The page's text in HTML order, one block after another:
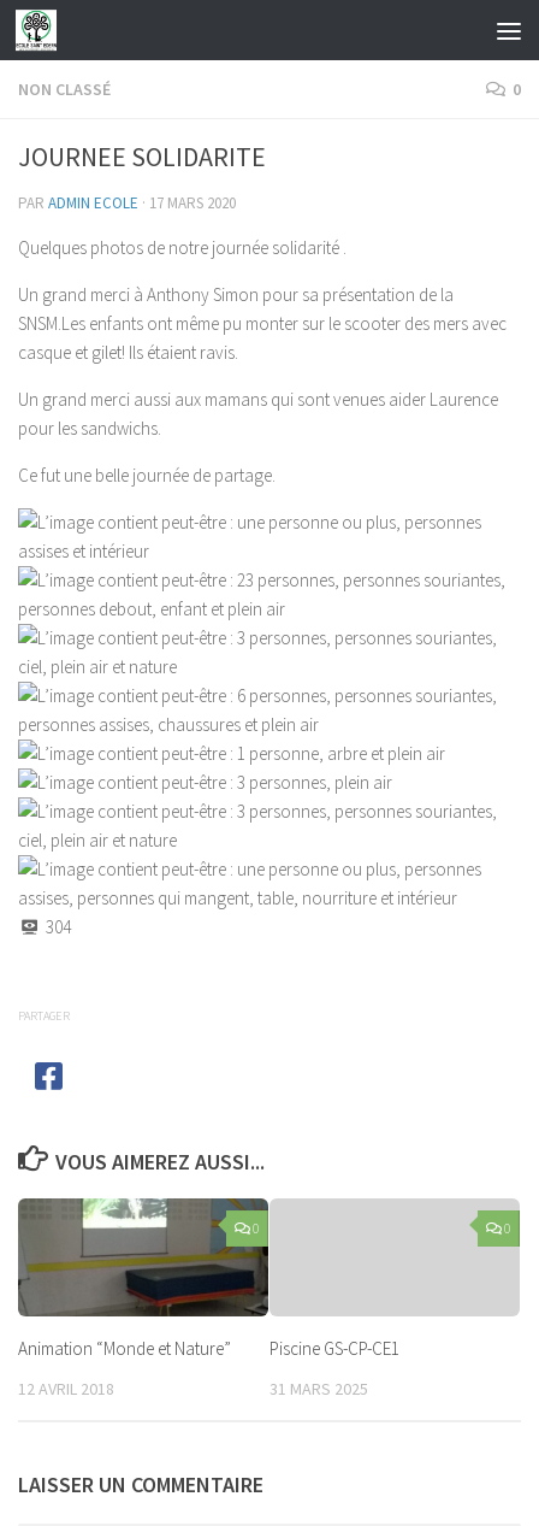
Skip to content
NON CLASSÉ 0
JOURNEE SOLIDARITE
PAR ADMIN ECOLE · 17 MARS 2020
Quelques photos de notre journée solidarité .
Un grand merci à Anthony Simon pour sa présentation de la
SNSM.Les enfants ont même pu monter sur le scooter des mers avec
casque et gilet! Ils étaient ravis.
Un grand merci aussi aux mamans qui sont venues aider Laurence
pour les sandwichs.
Ce fut une belle journée de partage.
304
PARTAGER
VOUS AIMEREZ AUSSI...
0
Animation “Monde et Nature”
12 AVRIL 2018
0
Piscine GS-CP-CE1
31 MARS 2025
LAISSER UN COMMENTAIRE